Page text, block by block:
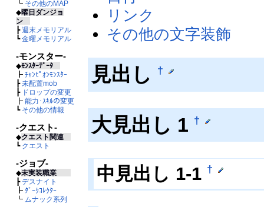
┗ その他のMAP
◆曜日ダンジョ
ン
┣週末メモリアル
┗金曜メモリアル
-モンスター-
◆ﾓﾝｽﾀｰﾃﾞｰﾀ
┣ ﾁｬﾝﾋﾟｵﾝﾓﾝｽﾀｰ
┣未配置mob
┣ ドロップの変更
┣ 能力･ｽｷﾙの変更
┗ その他の情報
-クエスト-
◆クエスト関連
┗ クエスト
-ジョブ-
◆未実装職業
┣デスナイト
┣ ﾀﾞｰｸｺﾚｸﾀｰ
┗ ムナック系列
リンク
その他の文字装飾
見出し †
大見出し 1 †
中見出し 1-1 †